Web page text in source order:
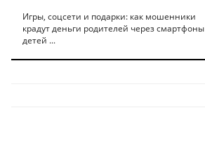
Игры, соцсети и подарки: как мошенники
крадут деньги родителей через смартфоны
детей ...